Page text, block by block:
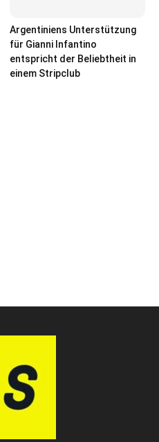
Argentiniens Unterstützung
für Gianni Infantino
entspricht der Beliebtheit in
einem Stripclub